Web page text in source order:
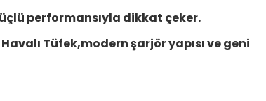
performansıyla dikkat çeker.
Tüfek,modern şarjör yapısı ve geni